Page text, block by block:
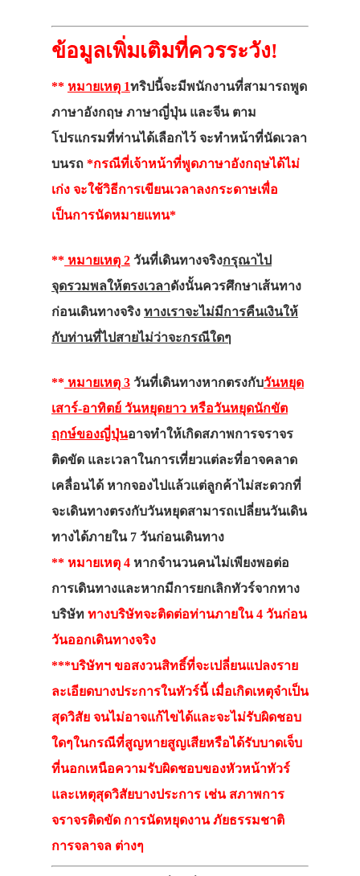
ข้อมูลเพิ่มเติมที่ควรระวัง!
** หมายเหตุ 1ทริปนี้จะมีพนักงานที่สามารถพูด
ภาษาอังกฤษ ภาษาญี่ปุ่น และจีน ตาม
โปรแกรมที่ท่านได้เลือกไว้ จะทำหน้าที่นัดเวลา
บนรถ *กรณีที่เจ้าหน้าที่พูดภาษาอังกฤษได้ไม่
เก่ง จะใช้วิธีการเขียนเวลาลงกระดาษเพื่อ
เป็นการนัดหมายแทน*
** หมายเหตุ 2 วันที่เดินทางจริงกรุณาไป
จุดรวมพลให้ตรงเวลาดังนั้นควรศึกษาเส้นทาง
ก่อนเดินทางจริง ทางเราจะไม่มีการคืนเงินให้
กับท่านที่ไปสายไม่ว่าจะกรณีใดๆ
** หมายเหตุ 3 วันที่เดินทางหากตรงกับวันหยุด
เสาร์-อาทิตย์ วันหยุดยาว หรือวันหยุดนักขัต
ฤกษ์ของญี่ปุ่นอาจทำให้เกิดสภาพการจราจร
ติดขัด และเวลาในการเที่ยวแต่ละที่อาจคลาด
เคลื่อนได้ หากจองไปแล้วแต่ลูกค้าไม่สะดวกที่
จะเดินทางตรงกับวันหยุดสามารถเปลี่ยนวันเดิน
ทางได้ภายใน 7 วันก่อนเดินทาง
** หมายเหตุ 4 หากจำนวนคนไม่เพียงพอต่อ
การเดินทางและหากมีการยกเลิกทัวร์จากทาง
บริษัท ทางบริษัทจะติดต่อท่านภายใน 4 วันก่อน
วันออกเดินทางจริง
***บริษัทฯ ขอสงวนสิทธิ์ที่จะเปลี่ยนแปลงราย
ละเอียดบางประการในทัวร์นี้ เมื่อเกิดเหตุจำเป็น
สุดวิสัย จนไม่อาจแก้ไขได้และจะไม่รับผิดชอบ
ใดๆในกรณีที่สูญหายสูญเสียหรือได้รับบาดเจ็บ
ที่นอกเหนือความรับผิดชอบของหัวหน้าทัวร์
และเหตุสุดวิสัยบางประการ เช่น สภาพการ
จราจรติดขัด การนัดหยุดงาน ภัยธรรมชาติ
การจลาจล ต่างๆ